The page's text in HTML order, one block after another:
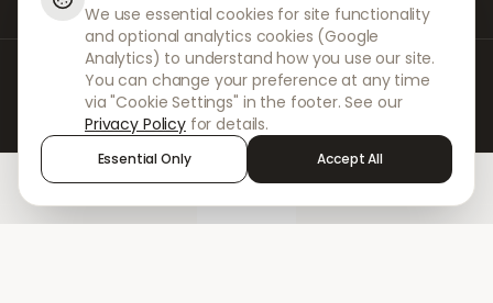
Bij DokterNow werken we met volledig geregistreerde artsen en apotheken
en ervaren medische professionals om ervoor te zorgen dat uw
voorschriften veilig en met de grootste zorg worden beheerd. Onze
geregistreerde onafhankelijke voorschrijvers verzorgen alle consulten en
recepten. Onze partnerapotheken verzorgen de verstrekking en
verzending van medicijnen.
We use essential cookies for site functionality
and optional analytics cookies (Google
Analytics) to understand how you use our site.
You can change your preference at any time
via "Cookie Settings" in the footer. See our
Privacy Policy for details.
Essential Only Accept All
Sign in